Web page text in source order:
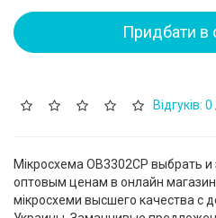
Придбати в
Відгуків: 0
Мікросхема OB3302CP выбрать
оптовым ценам в онлайн
мікросхеми высшего качества с